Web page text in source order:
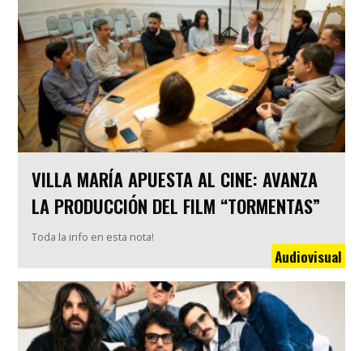
VILLA MARÍA APUESTA AL CINE: AVANZA
LA PRODUCCIÓN DEL FILM “TORMENTAS”
Toda la info en esta nota!
Audiovisual